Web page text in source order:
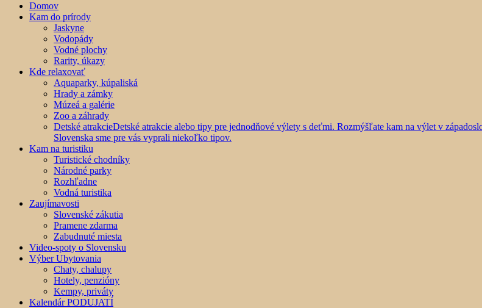
Domov
Kam do prírody
Jaskyne
Vodopády
Vodné plochy
Rarity, úkazy
Kde relaxovať
Aquaparky, kúpaliská
Hrady a zámky
Múzeá a galérie
Zoo a záhrady
Detské atrakcieDetské atrakcie alebo tipy pre jednodňové výlety s deťmi. Rozmýšľate kam na výlet v
Slovenska sme pre vás vyprali niekoľko tipov.
Kam na turistiku
Turistické chodníky
Národné parky
Rozhľadne
Vodná turistika
Zaujímavosti
Slovenské zákutia
Pramene zdarma
Zabudnuté miesta
Video-spoty o Slovensku
Výber Ubytovania
Chaty, chalupy
Hotely, penzióny
Kempy, priváty
Kalendár PODUJATÍ